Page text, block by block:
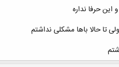
این حرفا نداره
تا حالا باها مشکلی نداشتم